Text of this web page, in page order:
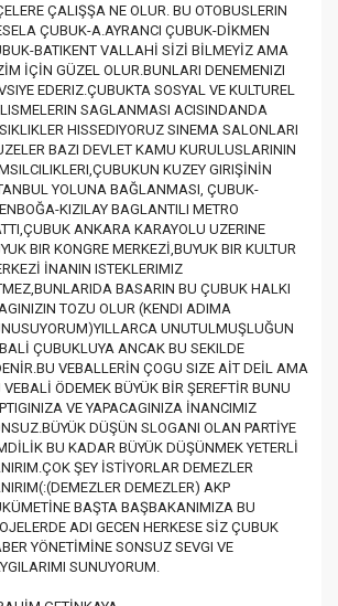
ÇALIŞŞA NE OLUR. BU OTOBUSLERIN
ÇUBUK-A.AYRANCI ÇUBUK-DİKMEN
BATIKENT VALLAHİ SİZİ BİLMEYİZ AMA
İÇİN GÜZEL OLUR.BUNLARI DENEMENIZI
EDERIZ.ÇUBUKTA SOSYAL VE KULTUREL
SAGLANMASI ACISINDANDA
HISSEDIYORUZ SINEMA SALONLARI
BAZI DEVLET KAMU KURULUSLARININ
KUZEY GIRIŞİNİN
YOLUNA BAĞLANMASI, ÇUBUK-
KIZILAY BAGLANTILI METRO
ANKARA KARAYOLU UZERINE
BIR KONGRE MERKEZİ,BUYUK BIR KULTUR
İNANIN ISTEKLERIMIZ
BASARIN BU ÇUBUK HALKI
TOZU OLUR (KENDI ADIMA
UNUTULMUŞLUĞUN
ÇUBUKLUYA ANCAK BU SEKILDE
VEBALLERİN ÇOGU SIZE AİT DEİL AMA
VEBALİ ÖDEMEK BÜYÜK BİR ŞEREFTİR BUNU
VE YAPACAGINIZA İNANCIMIZ
DÜŞÜN SLOGANI OLAN PARTİYE
BU KADAR BÜYÜK DÜŞÜNMEK YETERLİ
ŞEY İSTİYORLAR DEMEZLER
DEMEZLER) AKP
BAŞTA BAŞBAKANIMIZA BU
ADI GECEN HERKESE SİZ ÇUBUK
YÖNETİMİNE SONSUZ SEVGI VE
SUNUYORUM.